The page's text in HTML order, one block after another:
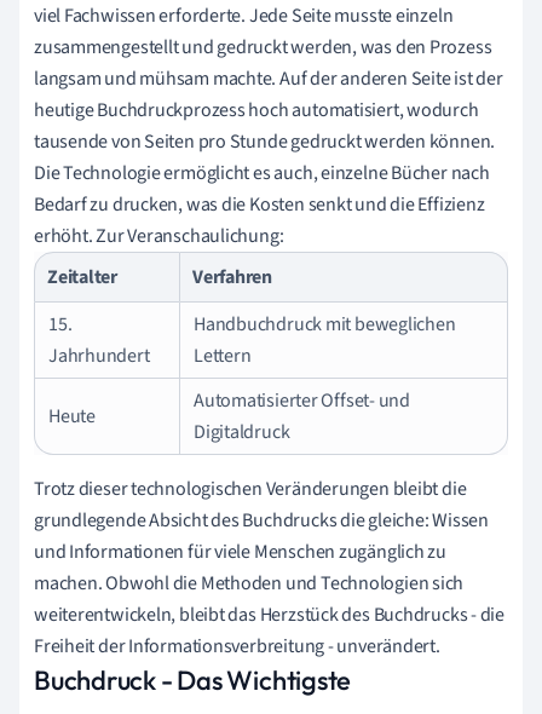
viel Fachwissen erforderte. Jede Seite musste einzeln
zusammengestellt und gedruckt werden, was den Prozess
langsam und mühsam machte. Auf der anderen Seite ist der
heutige Buchdruckprozess hoch automatisiert, wodurch
tausende von Seiten pro Stunde gedruckt werden können.
Die Technologie ermöglicht es auch, einzelne Bücher nach
Bedarf zu drucken, was die Kosten senkt und die Effizienz
erhöht. Zur Veranschaulichung:
Zeitalter
Verfahren
15.
Jahrhundert
Handbuchdruck mit beweglichen
Lettern
Heute
Automatisierter Offset- und
Digitaldruck
Trotz dieser technologischen Veränderungen bleibt die
grundlegende Absicht des Buchdrucks die gleiche: Wissen
und Informationen für viele Menschen zugänglich zu
machen. Obwohl die Methoden und Technologien sich
weiterentwickeln, bleibt das Herzstück des Buchdrucks - die
Freiheit der Informationsverbreitung - unverändert.
Buchdruck - Das Wichtigste